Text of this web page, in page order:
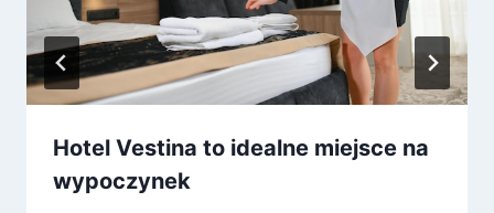
Hotel Vestina to idealne miejsce na
wypoczynek